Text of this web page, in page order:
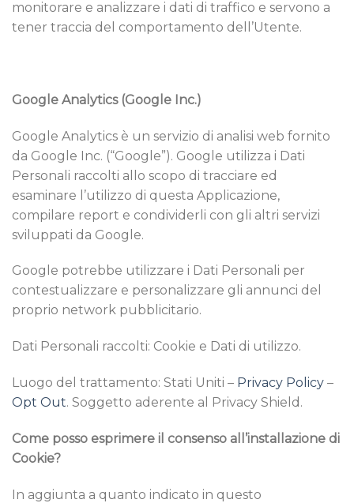
monitorare e analizzare i dati di traffico e servono a
tener traccia del comportamento dell’Utente.
Google Analytics (Google Inc.)
Google Analytics è un servizio di analisi web fornito
da Google Inc. (“Google”). Google utilizza i Dati
Personali raccolti allo scopo di tracciare ed
esaminare l’utilizzo di questa Applicazione,
compilare report e condividerli con gli altri servizi
sviluppati da Google.
Google potrebbe utilizzare i Dati Personali per
contestualizzare e personalizzare gli annunci del
proprio network pubblicitario.
Dati Personali raccolti: Cookie e Dati di utilizzo.
Luogo del trattamento: Stati Uniti – Privacy Policy –
Opt Out. Soggetto aderente al Privacy Shield.
Come posso esprimere il consenso all’installazione di
Cookie?
In aggiunta a quanto indicato in questo